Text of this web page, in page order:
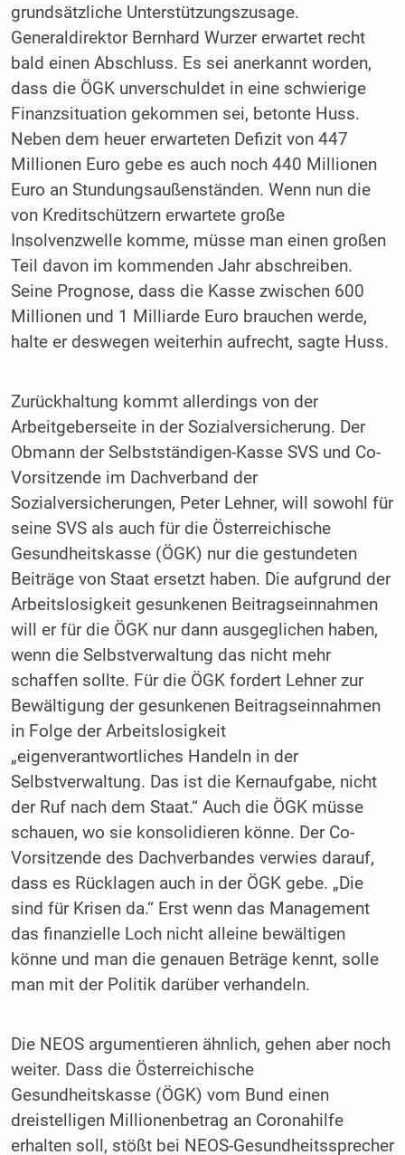
grundsätzliche Unterstützungszusage.
Generaldirektor Bernhard Wurzer erwartet recht
bald einen Abschluss. Es sei anerkannt worden,
dass die ÖGK unverschuldet in eine schwierige
Finanzsituation gekommen sei, betonte Huss.
Neben dem heuer erwarteten Defizit von 447
Millionen Euro gebe es auch noch 440 Millionen
Euro an Stundungsaußenständen. Wenn nun die
von Kreditschützern erwartete große
Insolvenzwelle komme, müsse man einen großen
Teil davon im kommenden Jahr abschreiben.
Seine Prognose, dass die Kasse zwischen 600
Millionen und 1 Milliarde Euro brauchen werde,
halte er deswegen weiterhin aufrecht, sagte Huss.
Zurückhaltung kommt allerdings von der
Arbeitgeberseite in der Sozialversicherung. Der
Obmann der Selbstständigen-Kasse SVS und Co-
Vorsitzende im Dachverband der
Sozialversicherungen, Peter Lehner, will sowohl für
seine SVS als auch für die Österreichische
Gesundheitskasse (ÖGK) nur die gestundeten
Beiträge von Staat ersetzt haben. Die aufgrund der
Arbeitslosigkeit gesunkenen Beitragseinnahmen
will er für die ÖGK nur dann ausgeglichen haben,
wenn die Selbstverwaltung das nicht mehr
schaffen sollte. Für die ÖGK fordert Lehner zur
Bewältigung der gesunkenen Beitragseinnahmen
in Folge der Arbeitslosigkeit
„eigenverantwortliches Handeln in der
Selbstverwaltung. Das ist die Kernaufgabe, nicht
der Ruf nach dem Staat.“ Auch die ÖGK müsse
schauen, wo sie konsolidieren könne. Der Co-
Vorsitzende des Dachverbandes verwies darauf,
dass es Rücklagen auch in der ÖGK gebe. „Die
sind für Krisen da.“ Erst wenn das Management
das finanzielle Loch nicht alleine bewältigen
könne und man die genauen Beträge kennt, solle
man mit der Politik darüber verhandeln.
Die NEOS argumentieren ähnlich, gehen aber noch
weiter. Dass die Österreichische
Gesundheitskasse (ÖGK) vom Bund einen
dreistelligen Millionenbetrag an Coronahilfe
erhalten soll, stößt bei NEOS-Gesundheitssprecher